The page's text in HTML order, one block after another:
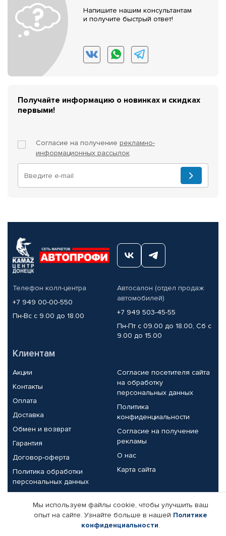
Напишите нашим консультантам
и получите быстрый ответ!
Получайте информацию о новинках и скидках
первыми!
Согласие на получение рекламно-
информационных рассылок
Телефон колл-центра
+7 949 00-00-550
Пн-Вс с 9.00 до 18.00
Автосалон (отдел продаж
автомобилей)
+7 949 503-45-55
Пн-Пт с 09.00 до 18.00, Сб с
9.00 до 15.00
Клиентам
Акции
Контакты
Оплата
Доставка
Обмен и возврат
Гарантия
Договор-оферта
Политика обработки
персональных данных
Согласие посетителя сайта
на обработку
персональных данных
Политика
конфиденциальности
Согласие на получение
рекламы
О нас
Карта сайта
Партнерам
Корпоративным клиентам
Реквизиты компании
Мы используем файлы cookie, чтобы улучшить ваш
опыт на сайте. Узнайте больше в нашей Политике
конфиденциальности.